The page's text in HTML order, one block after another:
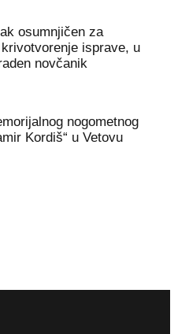
osumnjičen za
isprave, u
novčanik
nogometnog
Kordiš“ u Vetovu